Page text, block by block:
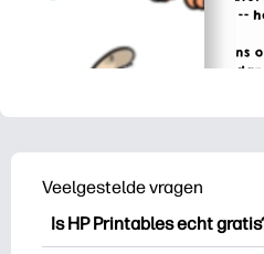
Veelgestelde vragen
Is HP Printables echt